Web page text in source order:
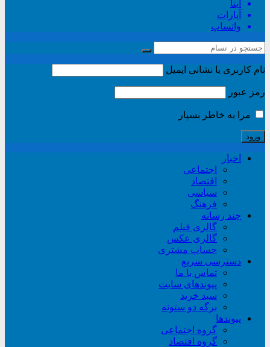
ایتا
آپارات
واتساپ
نام کاربری یا نشانی ایمیل
رمز عبور
مرا به خاطر بسپار
اخبار
اجتماعی
اقتصاد
سیاسی
فرهنگ
چند رسانه
گالری فیلم
گالری عکس
حساب مشتری
دسترسی سریع
تماس با ما
پیوندهای سایت
سبد خريد
برگه دو ستونه
پیوندها
گروه اجتماعی
گروه اقتصاد